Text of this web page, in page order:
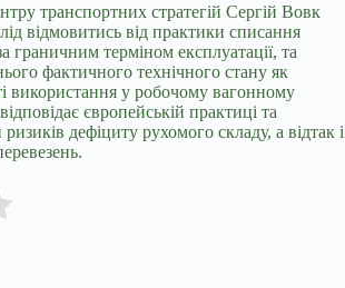
транспортних стратегій Сергій Вовк
відмовитись від практики списання
граничним терміном експлуатації, та
фактичного технічного стану як
використання у робочому вагонному
європейській практиці та
дефіциту рухомого складу, а відтак і